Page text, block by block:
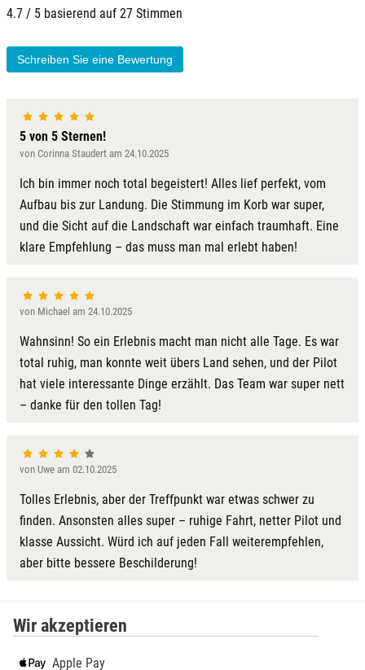
4.7 / 5 basierend auf 27 Stimmen
Schreiben Sie eine Bewertung
5 von 5 Sternen!
von Corinna Staudert am 24.10.2025
Ich bin immer noch total begeistert! Alles lief perfekt, vom
Aufbau bis zur Landung. Die Stimmung im Korb war super,
und die Sicht auf die Landschaft war einfach traumhaft. Eine
klare Empfehlung – das muss man mal erlebt haben!
von Michael am 24.10.2025
Wahnsinn! So ein Erlebnis macht man nicht alle Tage. Es war
total ruhig, man konnte weit übers Land sehen, und der Pilot
hat viele interessante Dinge erzählt. Das Team war super nett
– danke für den tollen Tag!
von Uwe am 02.10.2025
Tolles Erlebnis, aber der Treffpunkt war etwas schwer zu
finden. Ansonsten alles super – ruhige Fahrt, netter Pilot und
klasse Aussicht. Würd ich auf jeden Fall weiterempfehlen,
aber bitte bessere Beschilderung!
Wir akzeptieren
Apple Pay
Jerichower Land
Kamp-Lintfort
Kassel
Koblenz
Kronach
Kulmbach
Landkreis Rostock
Langenselbold
Leutkirch